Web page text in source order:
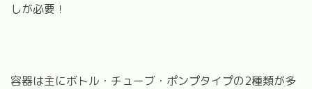
しが必要！
容器は主にボトル・チューブ・ポンプタイプの2種類が多